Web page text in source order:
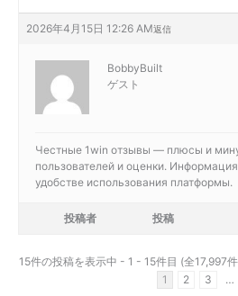
2026年4月15日 12:26 AM返信
BobbyBuilt
ゲスト
Честные 1win отзывы — плюсы и
пользователей и оценки.
удобстве использования платформы.
投稿者 投稿
15件の投稿を表示中 - 1 - 15件目 (全17,997
1
2 3 …